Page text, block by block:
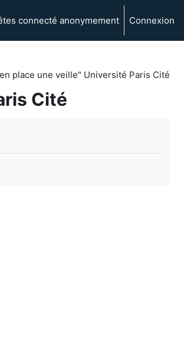
connecté anonymement Connexion
place une veille" Université Paris Cité
Cité